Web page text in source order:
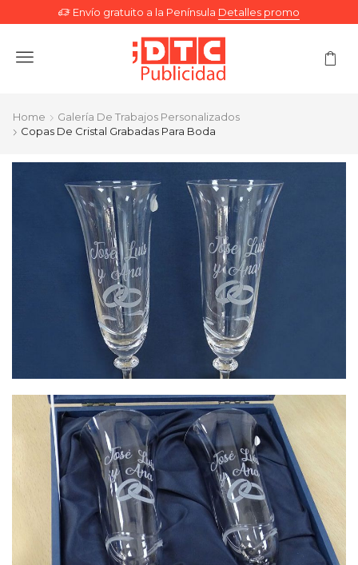
Envío gratuito a la Península Detalles promo
Menu
Home
Galería De Trabajos Personalizados
Copas De Cristal Grabadas Para Boda